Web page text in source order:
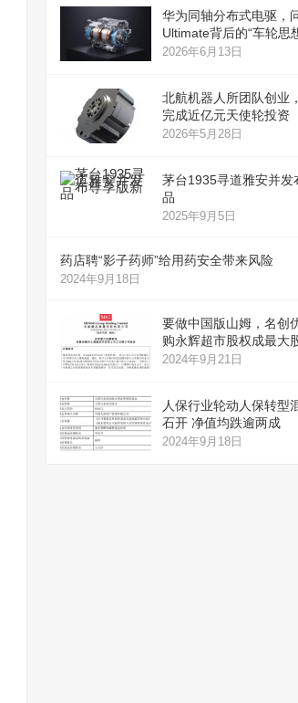
华为同轴分布式电驱，
Ultimate背后的“车轮思
2026年6月13日
北航机器人所团队创业
完成近亿元天使轮投资
2026年5月28日
茅台1935寻道雅安并发
品
2025年9月5日
药店聘“影子药师”给用药安全带来风险
2024年9月18日
要做中国版山姆，名创
购永辉超市股权成最大
2024年9月21日
人保行业轮动人保转型
石开 净值均跌逾两成
2024年9月18日